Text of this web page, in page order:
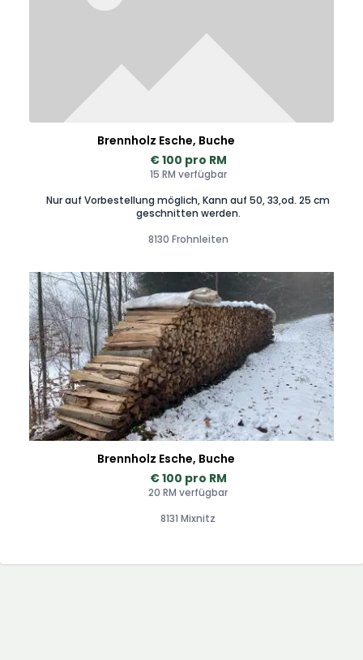
Brennholz Esche, Buche
€ 100 pro RM
15 RM verfügbar
Nur auf Vorbestellung möglich, Kann auf 50, 33,od. 25 cm
geschnitten werden.
8130 Frohnleiten
Brennholz Esche, Buche
€ 100 pro RM
20 RM verfügbar
8131 Mixnitz